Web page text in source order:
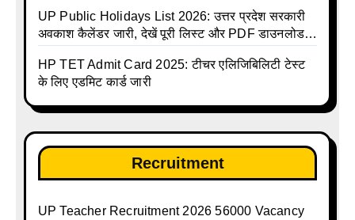
UP Public Holidays List 2026: उत्तर प्रदेश सरकारी
अवकाश कैलेंडर जारी, देखें पूरी लिस्ट और PDF डाउनलोड
talika | Sarkari Avkash Talika | Up Holidays List |
Holidays Calendar
HP TET Admit Card 2025: टीचर एलिजिबिलिटी टेस्ट
के लिए एडमिट कार्ड जारी
Recruitment
UP Teacher Recruitment 2026 56000 Vacancy